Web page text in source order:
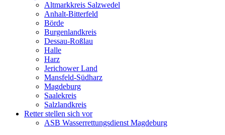
Altmarkkreis Salzwedel
Anhalt-Bitterfeld
Börde
Burgenlandkreis
Dessau-Roßlau
Halle
Harz
Jerichower Land
Mansfeld-Südharz
Magdeburg
Saalekreis
Salzlandkreis
Retter stellen sich vor
ASB Wasserrettungsdienst Magdeburg